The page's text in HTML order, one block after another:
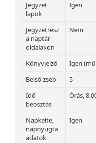
Jegyzet
lapok
Igen
Jegyzetrész
a naptár
oldalakon
Nem
Könyvjelző
Igen
Belső zseb
5
Idő
beosztás
Órás,
Napkelte,
napnyugta
adatok
Igen